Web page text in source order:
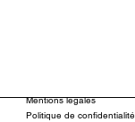
Mentions légales
Politique de confidentialité